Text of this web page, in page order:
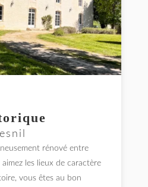
rénové entre
les lieux de caractère
vous êtes au bon